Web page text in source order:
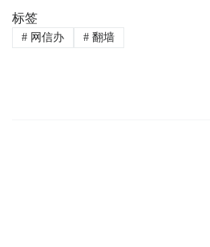
标签
#网信办 #翻墙